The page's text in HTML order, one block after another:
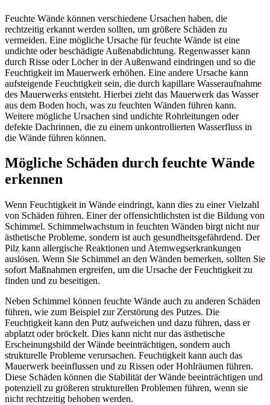
Feuchte Wände können verschiedene Ursachen haben, die
rechtzeitig erkannt werden sollten, um größere Schäden zu
vermeiden. Eine mögliche Ursache für feuchte Wände ist eine
undichte oder beschädigte Außenabdichtung. Regenwasser kann
durch Risse oder Löcher in der Außenwand eindringen und so die
Feuchtigkeit im Mauerwerk erhöhen. Eine andere Ursache kann
aufsteigende Feuchtigkeit sein, die durch kapillare Wasseraufnahme
des Mauerwerks entsteht. Hierbei zieht das Mauerwerk das Wasser
aus dem Boden hoch, was zu feuchten Wänden führen kann.
Weitere mögliche Ursachen sind undichte Rohrleitungen oder
defekte Dachrinnen, die zu einem unkontrollierten Wasserfluss in
die Wände führen können.
Mögliche Schäden durch feuchte Wände
erkennen
Wenn Feuchtigkeit in Wände eindringt, kann dies zu einer Vielzahl
von Schäden führen. Einer der offensichtlichsten ist die Bildung von
Schimmel. Schimmelwachstum in feuchten Wänden birgt nicht nur
ästhetische Probleme, sondern ist auch gesundheitsgefährdend. Der
Pilz kann allergische Reaktionen und Atemwegserkrankungen
auslösen. Wenn Sie Schimmel an den Wänden bemerken, sollten Sie
sofort Maßnahmen ergreifen, um die Ursache der Feuchtigkeit zu
finden und zu beseitigen.
Neben Schimmel können feuchte Wände auch zu anderen Schäden
führen, wie zum Beispiel zur Zerstörung des Putzes. Die
Feuchtigkeit kann den Putz aufweichen und dazu führen, dass er
abplatzt oder bröckelt. Dies kann nicht nur das ästhetische
Erscheinungsbild der Wände beeinträchtigen, sondern auch
strukturelle Probleme verursachen. Feuchtigkeit kann auch das
Mauerwerk beeinflussen und zu Rissen oder Hohlräumen führen.
Diese Schäden können die Stabilität der Wände beeinträchtigen und
potenziell zu größeren strukturellen Problemen führen, wenn sie
nicht rechtzeitig behoben werden.